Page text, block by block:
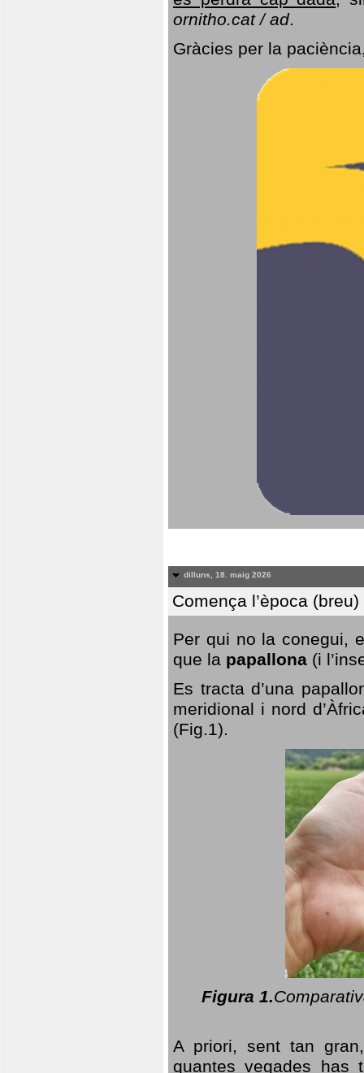
ornitho.cat / ad.
Gràcies per la
dilluns, 18. maig 2026
Comença l’època
Per qui no la conegui,
que la papallona (i
Es tracta d’una
meridional i nord
(Fig.1).
Figura 1.
A priori, sent tan
quantes vegades has